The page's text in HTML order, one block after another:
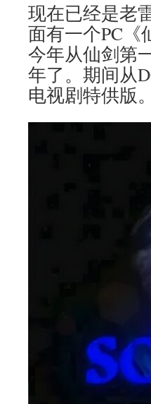
现在已经是老
面有一个PC《
今年从仙剑第
年了。期间从
电视剧特供版。